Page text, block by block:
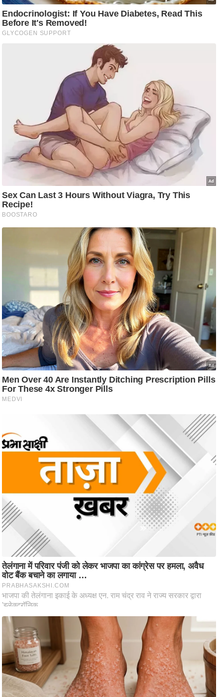
फै
श
प
न
ल
फि
ट
श
न
शि
प
रा
ज
नी
ति
ष
ण
सा
म
यि
मा
तृ
भू
मि
स्तं
ए
म
.
आ
र
.